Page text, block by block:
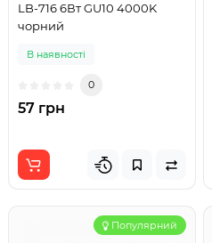
LB-716 6Вт GU10 4000K
чорний
В наявності
0
57 грн
Популярний